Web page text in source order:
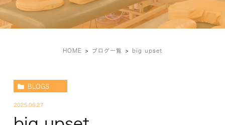
HOME ブログ一覧 big upset
BLOGS
2025.06.27